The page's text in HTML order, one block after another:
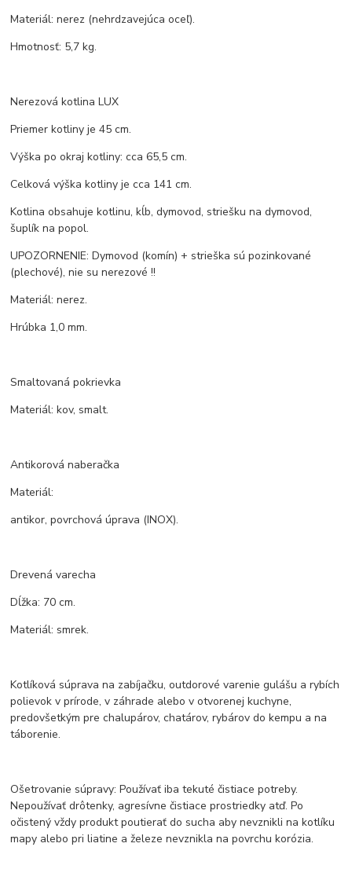
Materiál: nerez (nehrdzavejúca oceľ).
Hmotnosť: 5,7 kg.
Nerezová kotlina LUX
Priemer kotliny je 45 cm.
Výška po okraj kotliny: cca 65,5 cm.
Celková výška kotliny je cca 141 cm.
Kotlina obsahuje kotlinu, kĺb, dymovod, striešku na dymovod,
šuplík na popol.
UPOZORNENIE: Dymovod (komín) + strieška sú pozinkované
(plechové), nie su nerezové !!
Materiál: nerez.
Hrúbka 1,0 mm.
Smaltovaná pokrievka
Materiál: kov, smalt.
Antikorová naberačka
Materiál:
antikor, povrchová úprava (INOX).
Drevená varecha
Dĺžka: 70 cm.
Materiál: smrek.
Kotlíková súprava na zabíjačku, outdorové varenie gulášu a rybích
polievok v prírode, v záhrade alebo v otvorenej kuchyne,
predovšetkým pre chalupárov, chatárov, rybárov do kempu a na
táborenie.
Ošetrovanie súpravy: Používať iba tekuté čistiace potreby.
Nepoužívať drôtenky, agresívne čistiace prostriedky atď. Po
očistený vždy produkt poutierať do sucha aby nevznikli na kotlíku
mapy alebo pri liatine a železe nevznikla na povrchu korózia.